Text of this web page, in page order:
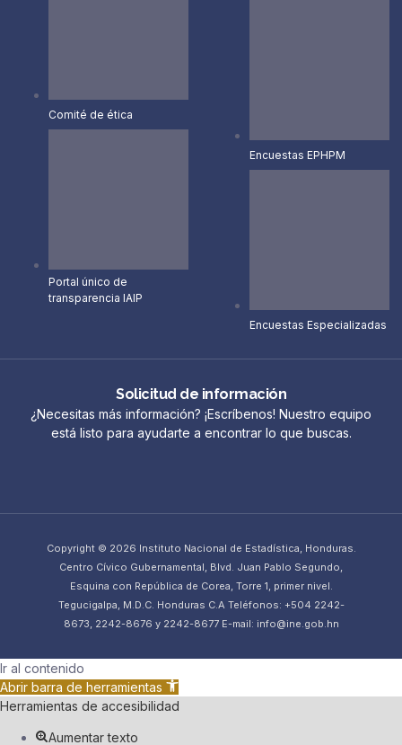
Comité de ética
Portal único de
transparencia IAIP
Encuestas EPHPM
Encuestas Especializadas
Solicitud de información
¿Necesitas más información? ¡Escríbenos! Nuestro equipo
está listo para ayudarte a encontrar lo que buscas.
Copyright © 2026 Instituto Nacional de Estadística, Honduras.
Centro Cívico Gubernamental, Blvd. Juan Pablo Segundo,
Esquina con República de Corea, Torre 1, primer nivel.
Tegucigalpa, M.D.C. Honduras C.A Teléfonos: +504 2242-
8673, 2242-8676 y 2242-8677 E-mail: info@ine.gob.hn
Ir al contenido
Abrir barra de herramientas
Herramientas de accesibilidad
Aumentar texto